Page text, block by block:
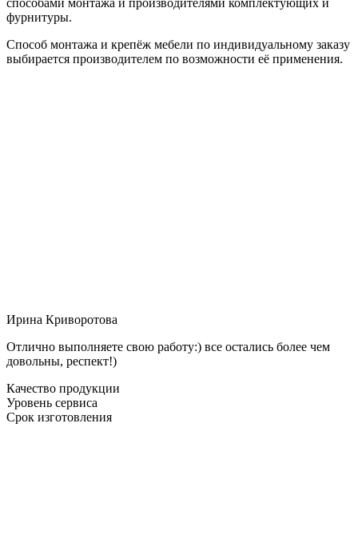
фурнитуры.
Способ монтажа и крепёж мебели по индивидуальному заказу
выбирается производителем по возможности её применения.
Ирина Криворотова
Отлично выполняете свою работу:) все остались более чем
довольны, респект!)
Качество продукции
Уровень сервиса
Срок изготовления